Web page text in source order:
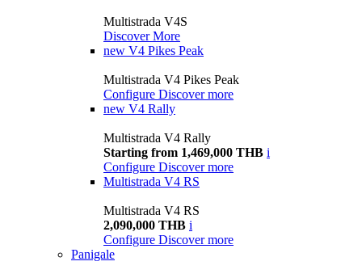
Multistrada V4S
Discover More
new V4 Pikes Peak
Multistrada V4 Pikes Peak
Configure Discover more
new V4 Rally
Multistrada V4 Rally
Starting from 1,469,000 THB i
Configure Discover more
Multistrada V4 RS
Multistrada V4 RS
2,090,000 THB i
Configure Discover more
Panigale